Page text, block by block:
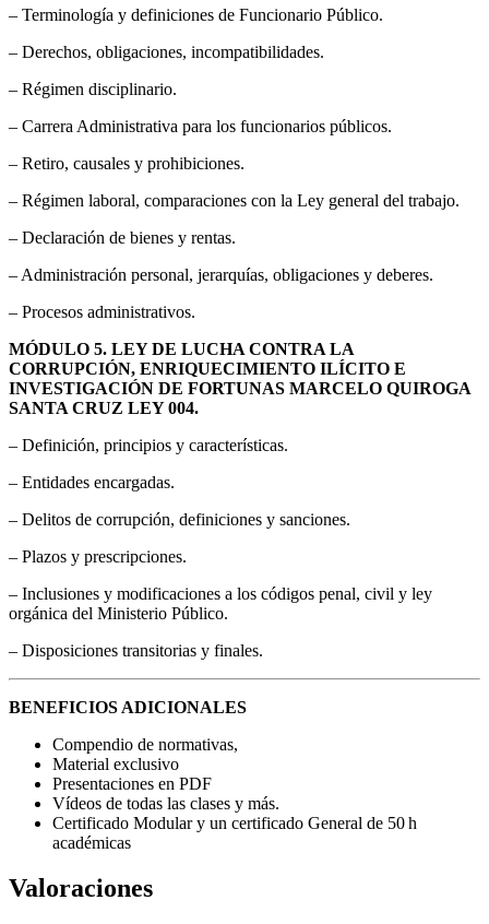
– Terminología y definiciones de Funcionario Público.
– Derechos, obligaciones, incompatibilidades.
– Régimen disciplinario.
– Carrera Administrativa para los funcionarios públicos.
– Retiro, causales y prohibiciones.
– Régimen laboral, comparaciones con la Ley general del trabajo.
– Declaración de bienes y rentas.
– Administración personal, jerarquías, obligaciones y deberes.
– Procesos administrativos.
MÓDULO 5. LEY DE LUCHA CONTRA LA
CORRUPCIÓN, ENRIQUECIMIENTO ILÍCITO E
INVESTIGACIÓN DE FORTUNAS MARCELO QUIROGA
SANTA CRUZ LEY 004.
– Definición, principios y características.
– Entidades encargadas.
– Delitos de corrupción, definiciones y sanciones.
– Plazos y prescripciones.
– Inclusiones y modificaciones a los códigos penal, civil y ley
orgánica del Ministerio Público.
– Disposiciones transitorias y finales.
BENEFICIOS ADICIONALES
Compendio de normativas,
Material exclusivo
Presentaciones en PDF
Vídeos de todas las clases y más.
Certificado Modular y un certificado General de 50 h
académicas
Valoraciones